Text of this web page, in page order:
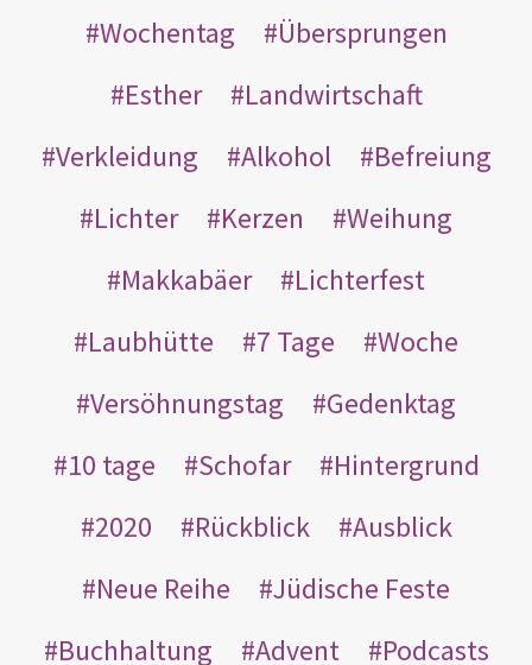
Wochentag
Übersprungen
Esther
Landwirtschaft
Verkleidung
Alkohol
Befreiung
Lichter
Kerzen
Weihung
Makkabäer
Lichterfest
Laubhütte
7 Tage
Woche
Versöhnungstag
Gedenktag
10 tage
Schofar
Hintergrund
2020
Rückblick
Ausblick
Neue Reihe
Jüdische Feste
Buchhaltung
Advent
Podcasts